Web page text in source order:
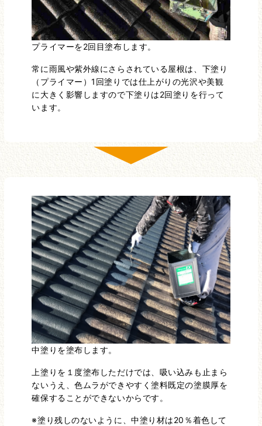
プライマーを2回目塗布します。
常に雨風や紫外線にさらされている屋根は、下塗り
（プライマー）1回塗りでは仕上がりの光沢や美観
に大きく影響しますので下塗りは2回塗りを行って
います。
中塗りを塗布します。
上塗りを１度塗布しただけでは、吸い込みも止まら
ないうえ、色ムラができやすく塗料既定の塗膜厚を
確保することができないからです。
※塗り残しのないように、中塗り材は20％着色して